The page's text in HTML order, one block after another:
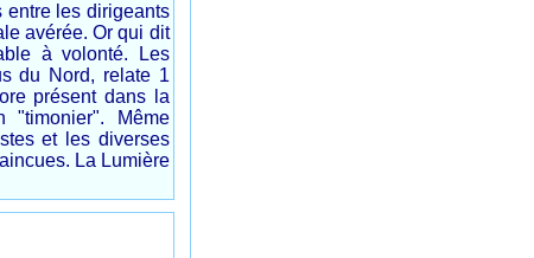
entre les dirigeants
avérée. Or qui dit
à volonté. Les
du Nord, relate 1
présent dans la
"timonier". Même
et les diverses
La Lumière